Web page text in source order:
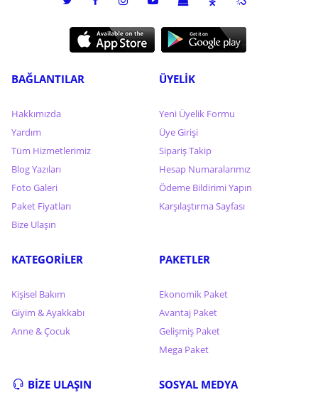
BAĞLANTILAR
Hakkımızda
Yardım
Tüm Hizmetlerimiz
Blog Yazıları
Foto Galeri
Paket Fiyatları
Bize Ulaşın
ÜYELİK
Yeni Üyelik Formu
Üye Girişi
Sipariş Takip
Hesap Numaralarımız
Ödeme Bildirimi Yapın
Karşılaştırma Sayfası
KATEGORİLER
Kişisel Bakım
Giyim & Ayakkabı
Anne & Çocuk
PAKETLER
Ekonomik Paket
Avantaj Paket
Gelişmiş Paket
Mega Paket
BİZE ULAŞIN SOSYAL MEDYA